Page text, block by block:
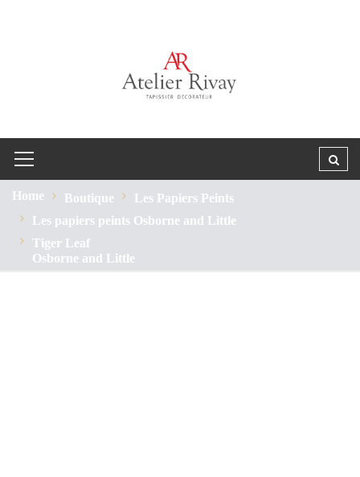
Home Boutique
Les Papiers Peints
Les papiers peints Osborne and Little
Tiger Leaf
Osborne and Little